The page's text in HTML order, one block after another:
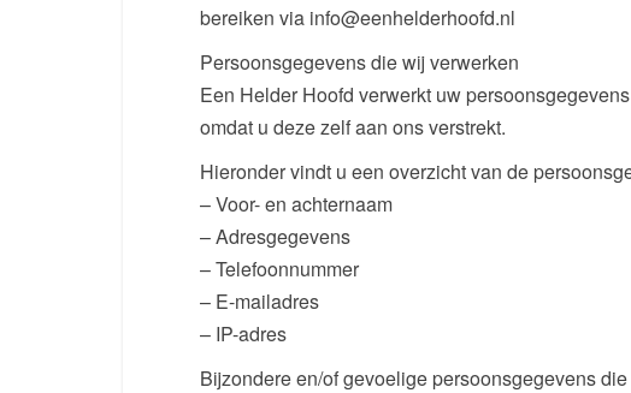
bereiken via info@eenhelderhoofd.nl
Persoonsgegevens die wij verwerken
Een Helder Hoofd verwerkt uw
omdat u deze zelf aan ons verstrekt.
Hieronder vindt u een overzicht van de
– Voor- en achternaam
– Adresgegevens
– Telefoonnummer
– E-mailadres
– IP-adres
Bijzondere en/of gevoelige persoonsgegevens